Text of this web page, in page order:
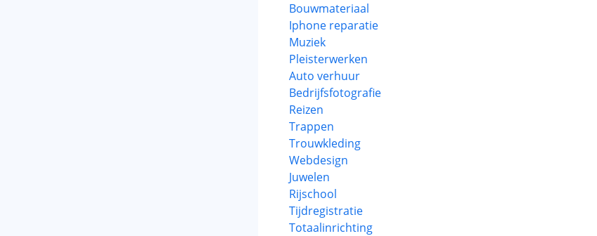
Bouwmateriaal
Iphone reparatie
Muziek
Pleisterwerken
Auto verhuur
Bedrijfsfotografie
Reizen
Trappen
Trouwkleding
Webdesign
Juwelen
Rijschool
Tijdregistratie
Totaalinrichting